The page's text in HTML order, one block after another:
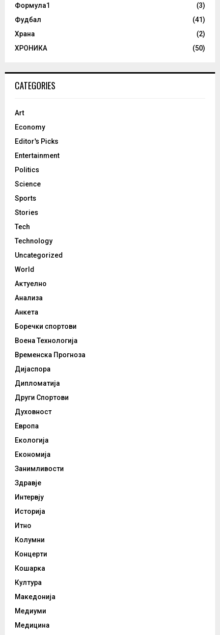
Формула1
(3)
Фудбал
(41)
Храна
(2)
ХРОНИКА
(50)
CATEGORIES
Art
Economy
Editor's Picks
Entertainment
Politics
Science
Sports
Stories
Tech
Technology
Uncategorized
World
Актуелно
Анализа
Анкета
Боречки спортови
Воена Технологија
Временска Прогноза
Дијаспора
Дипломатија
Други Спортови
Духовност
Европа
Екологија
Економија
Занимливости
Здравје
Интервју
Историја
Итно
Колумни
Концерти
Кошарка
Култура
Македонија
Медиуми
Медицина